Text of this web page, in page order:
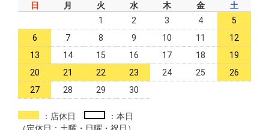
日 月 火 水 木 金
土
1
2 3 4
5
6
7 8 9 10 11
12
13
14 15 16 17 18
19
20
21 22 23 24 25
26
27
28 29 30
：店休日
：本日
（定休日：土曜・日曜・祝日）